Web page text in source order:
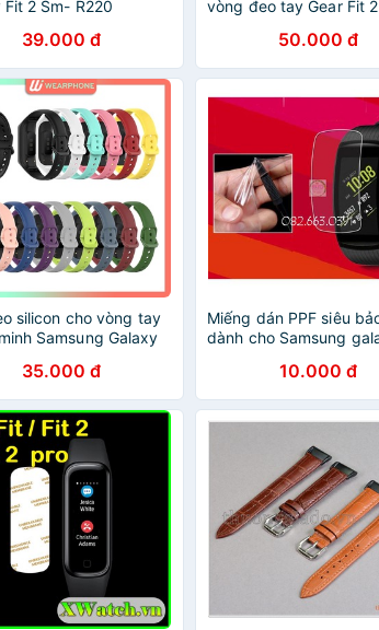
Fit 2 Sm- R220
39.000 đ
vòng đeo tay Gear Fit
50.000 đ
silicon cho vòng tay
Samsung Galaxy
35.000 đ
Miếng dán PPF siêu
dành cho Samsung
10.000 đ